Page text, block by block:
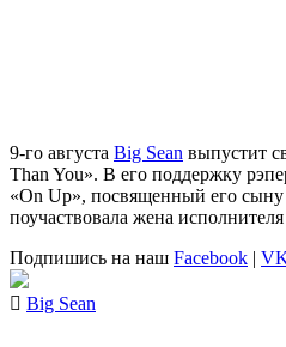
9-го августа Big Sean выпустит
Than You». В его поддержку
«On Up», посвященный его
поучаствовала жена
Подпишись на наш Facebook |
Big Sean